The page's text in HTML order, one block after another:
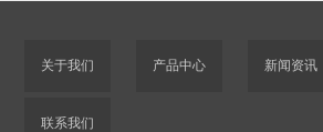
关于我们 产品中心 新闻资讯
联系我们